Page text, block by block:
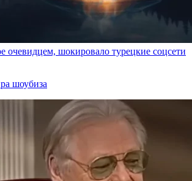
очевидцем, шокировало турецкие соцсети
шоубиза